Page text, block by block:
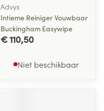
Advys
Intieme Reiniger Vouwbaar
Buckingham Easywipe
€ 110,50
Niet beschikbaar